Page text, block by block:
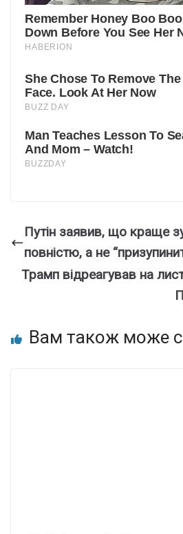
Путін заявив, що краще
повністю, а не
Трамп відреагував на
Вам також може